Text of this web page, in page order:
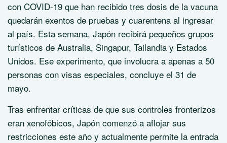
con COVID-19 que han recibido tres dosis de la vacuna
quedarán exentos de pruebas y cuarentena al ingresar
al país. Esta semana, Japón recibirá pequeños grupos
turísticos de Australia, Singapur, Tailandia y Estados
Unidos. Ese experimento, que involucra a apenas a 50
personas con visas especiales, concluye el 31 de
mayo.
Tras enfrentar críticas de que sus controles fronterizos
eran xenofóbicos, Japón comenzó a aflojar sus
restricciones este año y actualmente permite la entrada